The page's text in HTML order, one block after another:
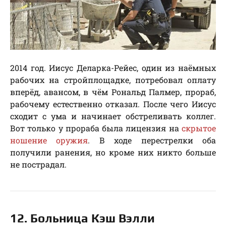
2014 год. Иисус Деларка-Рейес, один из наёмных
рабочих на стройплощадке, потребовал оплату
вперёд, авансом, в чём Рональд Палмер, прораб,
рабочему естественно отказал. После чего Иисус
сходит с ума и начинает обстреливать коллег.
Вот только у прораба была лицензия на скрытое
ношение оружия. В ходе перестрелки оба
получили ранения, но кроме них никто больше
не пострадал.
12. Больница Кэш Вэлли